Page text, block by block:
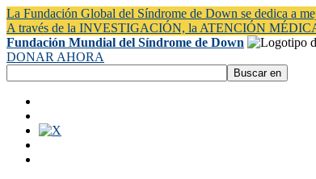
La Fundación Global del Síndrome de Down se dedica a
A través de la INVESTIGACIÓN, la ATENCIÓN
Fundación Mundial del Síndrome de Down
DONAR AHORA